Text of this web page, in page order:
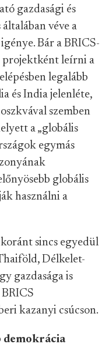
gazdasági és
véve a
Bár a BRICS-
projektként leírni a
legalább
és India jelenléte,
szemben
a „globális
egymás
globális
használni a
sincs egyedül
Délkelet-
gazdasága is
kazanyi csúcson.
demokrácia